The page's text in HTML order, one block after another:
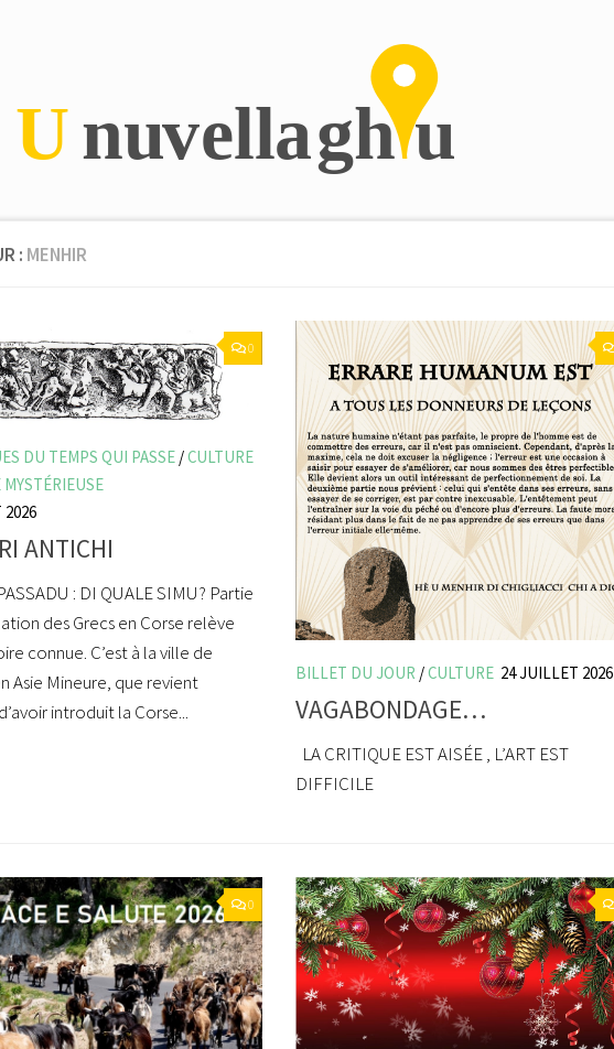
: MENHIR
0
DU TEMPS QUI PASSE /CULTURE
MYSTÉRIEUSE
2026
ANTICHI
: DI QUALE SIMU? Partie
des Grecs en Corse relève
connue. C’est à la ville de
Asie Mineure, que revient
introduit la Corse...
BILLET DU JOUR /CULTURE 24 JUILLET 2026
VAGABONDAGE…
LA CRITIQUE EST AISÉE , L’ART EST
DIFFICILE
0